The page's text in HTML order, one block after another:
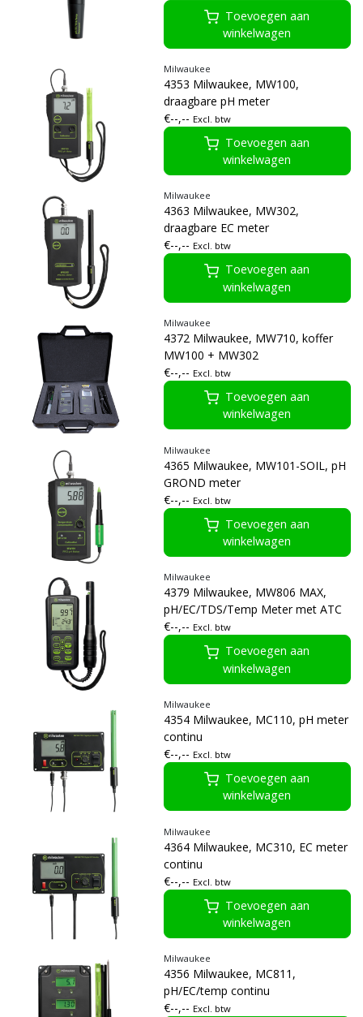
Toevoegen aan
winkelwagen
Milwaukee
4353 Milwaukee, MW100,
draagbare pH meter
€--,-- Excl. btw
Toevoegen aan
winkelwagen
Milwaukee
4363 Milwaukee, MW302,
draagbare EC meter
€--,-- Excl. btw
Toevoegen aan
winkelwagen
Milwaukee
4372 Milwaukee, MW710, koffer
MW100 + MW302
€--,-- Excl. btw
Toevoegen aan
winkelwagen
Milwaukee
4365 Milwaukee, MW101-SOIL, pH
GROND meter
€--,-- Excl. btw
Toevoegen aan
winkelwagen
Milwaukee
4379 Milwaukee, MW806 MAX,
pH/EC/TDS/Temp Meter met ATC
€--,-- Excl. btw
Toevoegen aan
winkelwagen
Milwaukee
4354 Milwaukee, MC110, pH meter
continu
€--,-- Excl. btw
Toevoegen aan
winkelwagen
Milwaukee
4364 Milwaukee, MC310, EC meter
continu
€--,-- Excl. btw
Toevoegen aan
winkelwagen
Milwaukee
4356 Milwaukee, MC811,
pH/EC/temp continu
€--,-- Excl. btw